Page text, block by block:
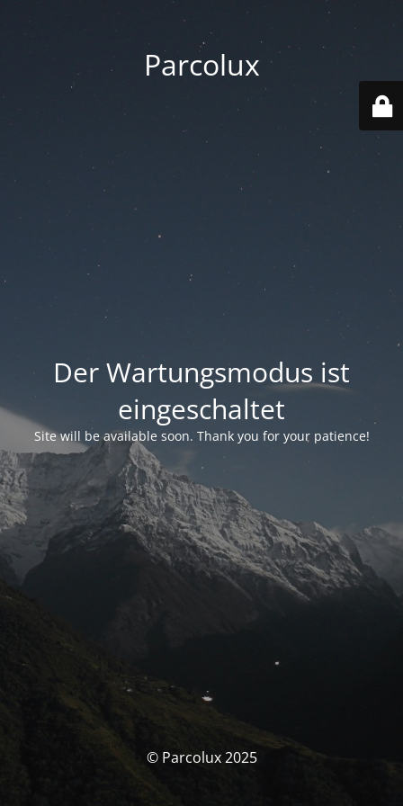
Parcolux
Der Wartungsmodus ist
eingeschaltet
Site will be available soon. Thank you for your patience!
© Parcolux 2025